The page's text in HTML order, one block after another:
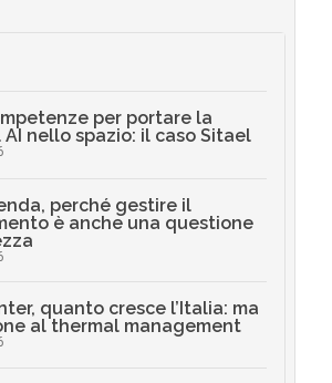
per portare la
nello spazio: il caso Sitael
perché gestire il
è anche una questione
quanto cresce l’Italia: ma
al thermal management